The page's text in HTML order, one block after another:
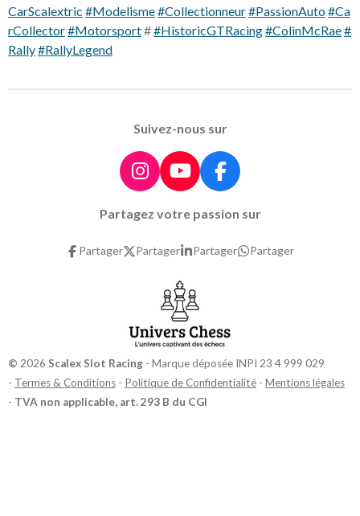
CarScalextric #Modelisme#Collectionneur#PassionAuto#Ca
rCollector#Motorsport##HistoricGTRacing#ColinMcRae#
Rally#RallyLegend
Suivez-nous sur
I
s
a
m
Y
u
u
b
e
F
c
b
Partagez votre passion sur
Partager Partager Partager Partager
© 2026 Scalex Slot Racing - Marque déposée INPI 23 4 999 029
- Termes & Conditions - Politique de Confidentialité - Mentions légales
- TVA non applicable, art. 293 B du CGI